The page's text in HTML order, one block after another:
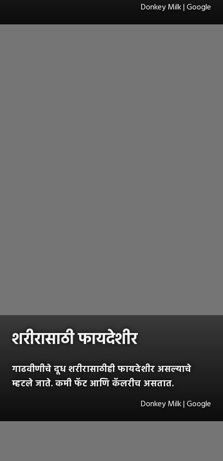
Donkey Milk | Google
शरीरासाठी फायदेशीर
गाढवीणीचे दूध शरीरासाठीही फायदेशीर असल्याचे
म्हटले जाते. कमी फॅट आणि कॅलरीच असतात.
Donkey Milk | Google